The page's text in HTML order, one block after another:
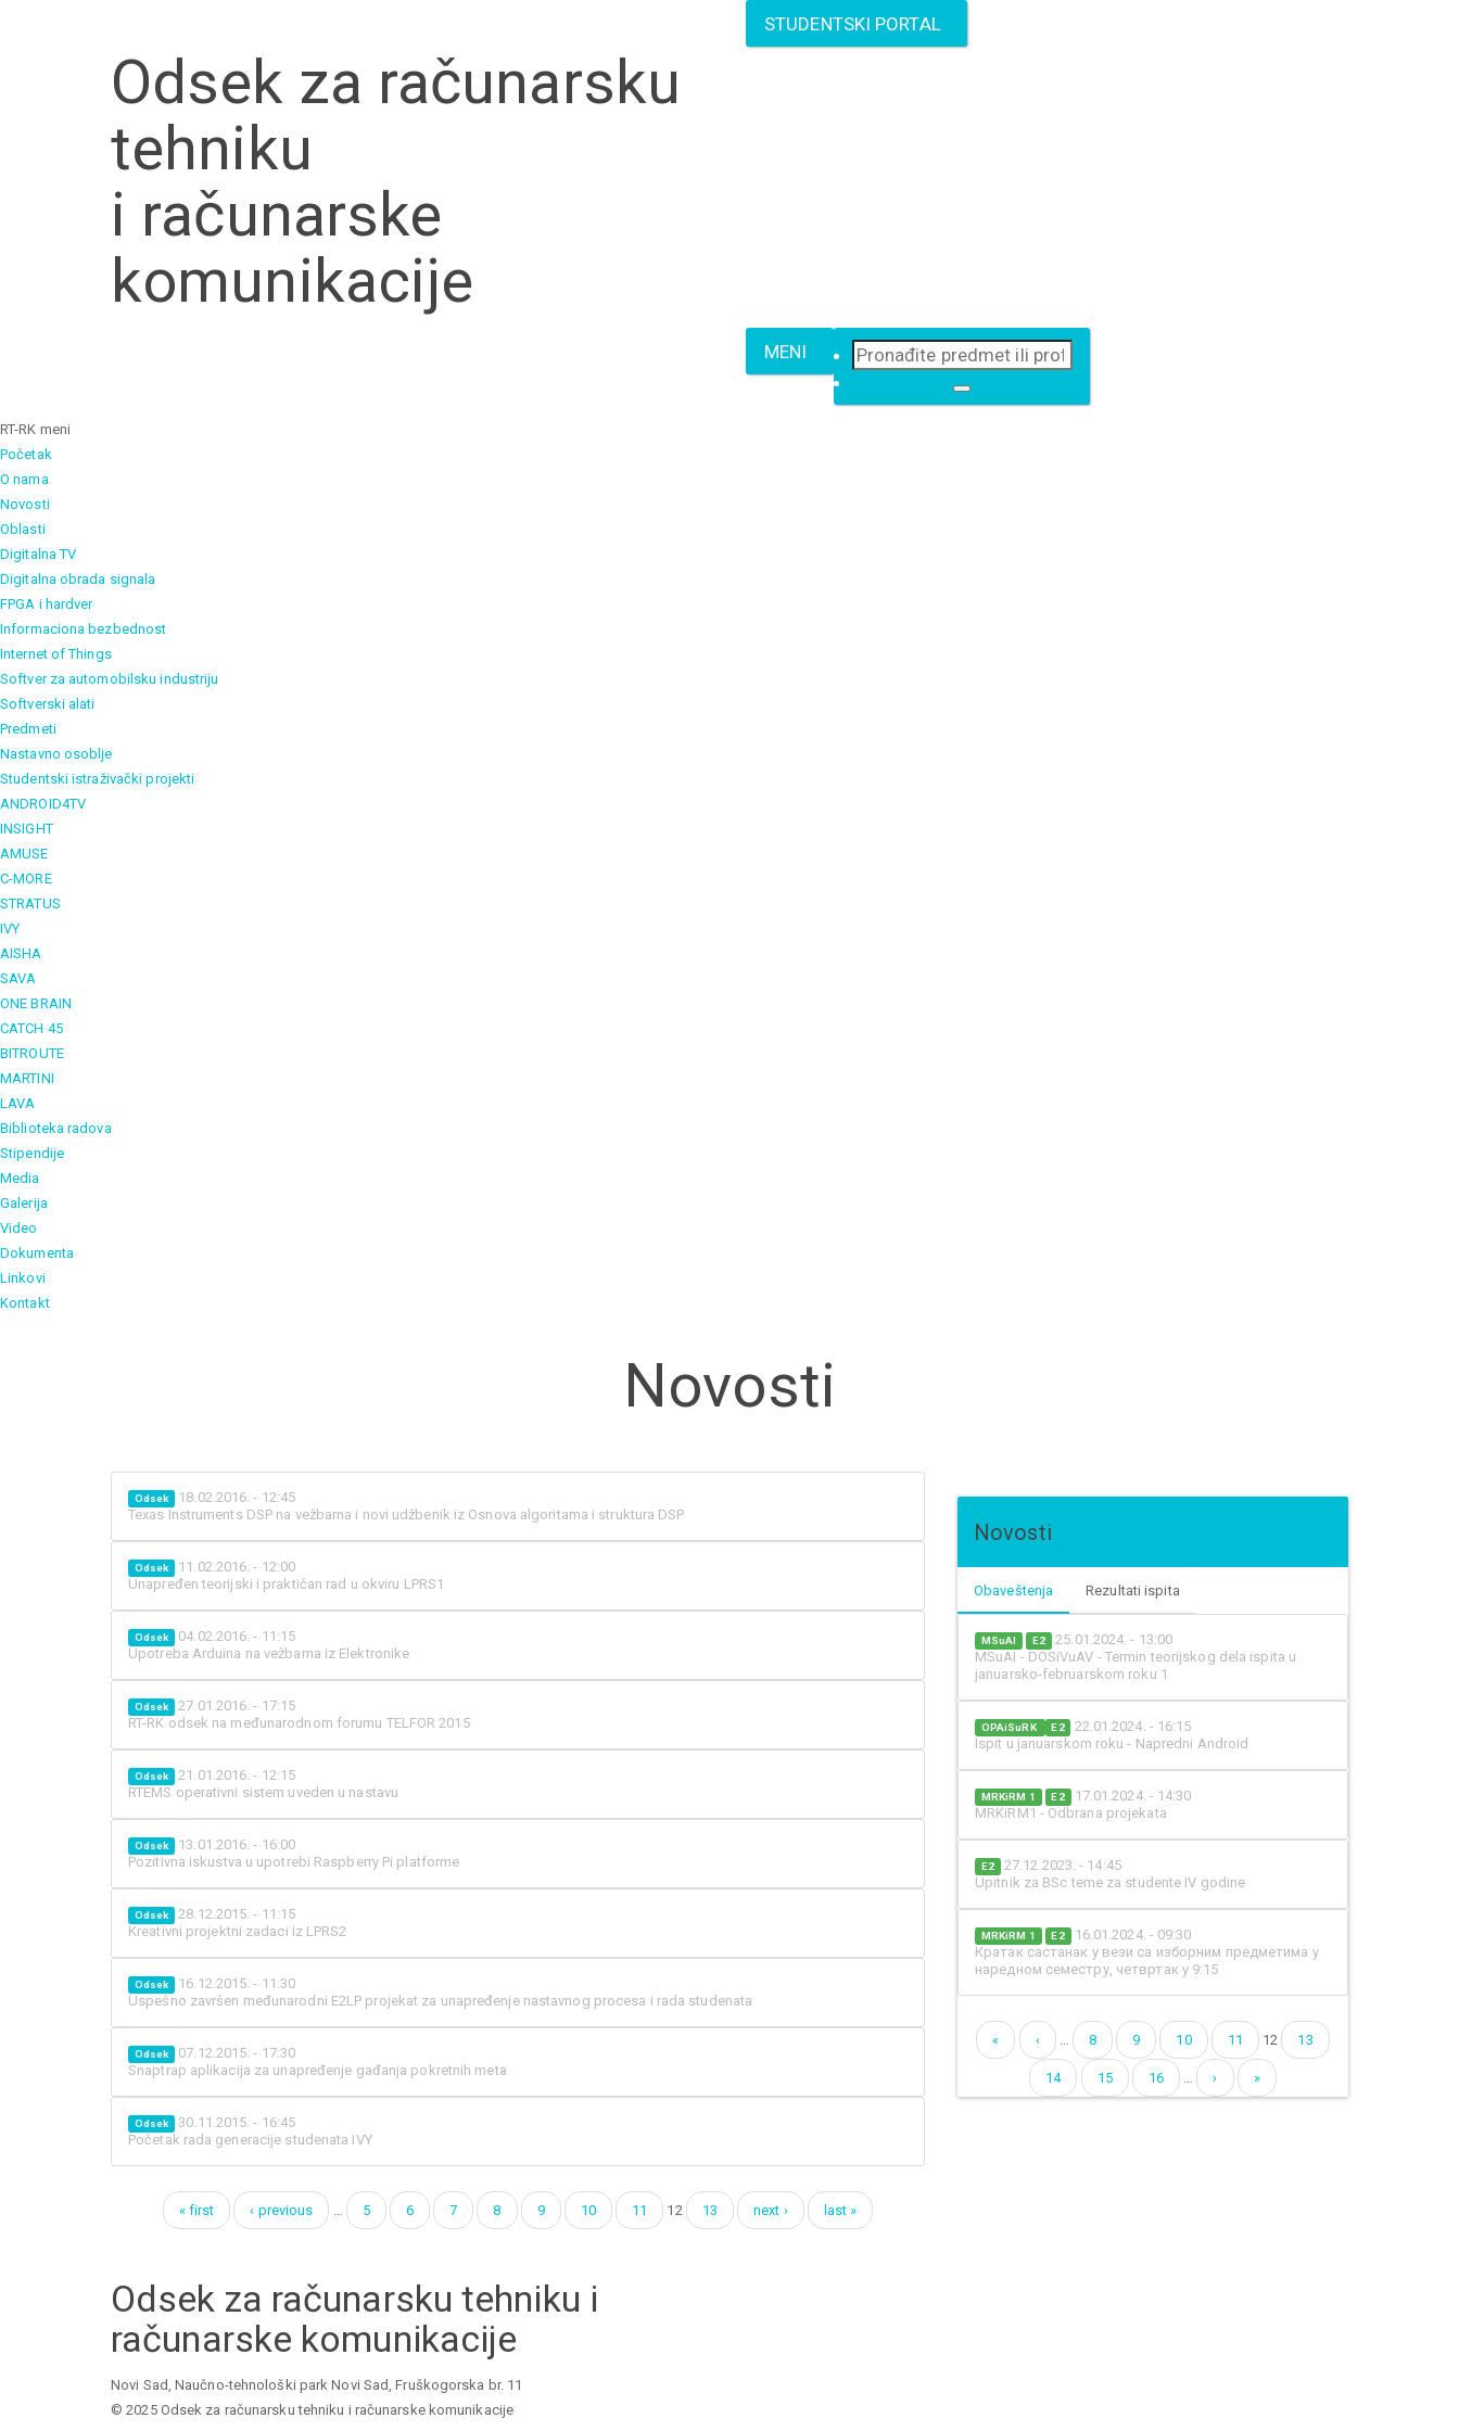
Odsek za računarsku
tehniku
i računarske
komunikacije
STUDENTSKI PORTAL
MENI
RT-RK meni
Početak
O nama
Novosti
Oblasti
Digitalna TV
Digitalna obrada signala
FPGA i hardver
Informaciona bezbednost
Internet of Things
Softver za automobilsku industriju
Softverski alati
Predmeti
Nastavno osoblje
Studentski istraživački projekti
ANDROID4TV
INSIGHT
AMUSE
C-MORE
STRATUS
IVY
AISHA
SAVA
ONE BRAIN
CATCH 45
BITROUTE
MARTINI
LAVA
Biblioteka radova
Stipendije
Media
Galerija
Video
Dokumenta
Linkovi
Kontakt
Novosti
Odsek
18.02.2016. - 12:45
Texas Instruments DSP na vežbama i novi udžbenik iz Osnova algoritama i struktura DSP
Odsek
11.02.2016. - 12:00
Unapređen teorijski i praktičan rad u okviru LPRS1
Odsek
04.02.2016. - 11:15
Upotreba Arduina na vežbama iz Elektronike
Odsek
27.01.2016. - 17:15
RT-RK odsek na međunarodnom forumu TELFOR 2015
Odsek
21.01.2016. - 12:15
RTEMS operativni sistem uveden u nastavu
Odsek
13.01.2016. - 16:00
Pozitivna iskustva u upotrebi Raspberry Pi platforme
Odsek
28.12.2015. - 11:15
Kreativni projektni zadaci iz LPRS2
Odsek
16.12.2015. - 11:30
Uspešno završen međunarodni E2LP projekat za unapređenje nastavnog procesa i rada studenata
Odsek
07.12.2015. - 17:30
Snaptrap aplikacija za unapređenje gađanja pokretnih meta
Odsek
30.11.2015. - 16:45
Početak rada generacije studenata IVY
Pages
« first ‹ previous … 5 6 7 8 9 10 11 12 13 next › last »
Novosti
Obaveštenja Rezultati ispita
MSuAI E2
25.01.2024. - 13:00
MSuAI - DOSiVuAV - Termin teorijskog dela ispita u
januarsko-februarskom roku 1
OPAiSuRK E2
22.01.2024. - 16:15
Ispit u januarskom roku - Napredni Android
MRKiRM 1 E2
17.01.2024. - 14:30
MRKiRM1 - Odbrana projekata
E2
27.12.2023. - 14:45
Upitnik za BSc teme za studente IV godine
MRKiRM 1 E2
16.01.2024. - 09:30
Кратак састанак у вези са изборним предметима у
наредном семестру, четвртак у 9:15
Pages
« ‹ … 8 9 10 11 12 13
14 15 16 … › »
Odsek za računarsku tehniku i
računarske komunikacije
Novi Sad, Naučno-tehnološki park Novi Sad, Fruškogorska br. 11
© 2025 Odsek za računarsku tehniku i računarske komunikacije